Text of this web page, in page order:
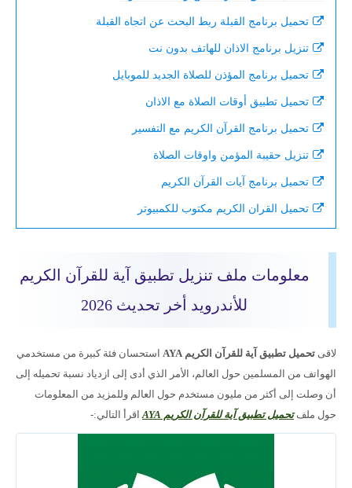
تحميل برنامج القبلة ربط البحث عن اتجاه القبلة
تنزيل برنامج الاذان للهاتف بدون نت
تحميل برنامج المؤذن للصلاة الجديد للموبايل
تحميل تطبيق أوقات الصلاة مع الاذان
تحميل برنامج القرآن الكريم مع التفسير
تنزيل حقيبة المؤمن واوقات الصلاة
تحميل برنامج آيات القرآن الكريم
تحميل القران الكريم مكتوب للكمبيوتر
معلومات ملف تنزيل تطبيق آية للقرآن الكريم
للأندرويد أخر تحديث 2026
لاقى تحميل تطبيق آية للقرآن الكريم AYA
استحسان فئة كبيرة من مستخدمي
الهواتف من المسلمين حول العالم، الأمر الذي أدى إلى ازدياد نسبة تحميله إلى
أن وصلت إلى أكثر من مليون مستخدم حول العالم وللمزيد من المعلومات
حول ملفتحميل تطبيق آية للقرآن الكريم AYA اقرأ التالي:-